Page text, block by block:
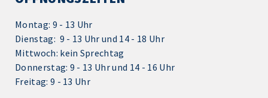
Montag: 9 - 13 Uhr
Dienstag: 9 - 13 Uhr und 14 - 18 Uhr
Mittwoch: kein Sprechtag
Donnerstag: 9 - 13 Uhr und 14 - 16 Uhr
Freitag: 9 - 13 Uhr